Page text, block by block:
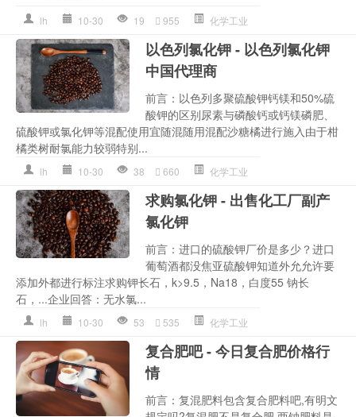
lh 10-30 19 955 化学工业
以色列氯化钾 - 以色列氯化钾
中国代理商
前言：以色列多聚硫酸钾钙镁和50%硫
酸钾的区别尿素与磷酸钙或钙镁磷肥、
硫酸钾或氯化钾等混配使用宜随混随用混配沙糖橘进行施入由于柑
橘类树耐氯能力较弱特别...
lh 10-30 38 660 化学工业
求购氯化钾 - 出售化工厂副产
氯化钾
前言：进口的硫酸钾厂价是多少？进口
葡萄酒都没焦亚硫酸钾知道外允允许要
添加外都进行标注求购钾长石，k>9.5，Na18，白度55 钠长
石，...企业回答：无水氯...
lh 10-30 53 535 化学工业
复合肥吧 - 今日复合肥价格行
情
前言：复混肥料包含复合肥料吧,有明文